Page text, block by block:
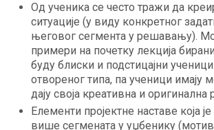
Од ученика се често тражи да
ситуације (у виду конкретног
његовог сегмента у решавању).
примери на почетку лекција
буду блиски и подстицајни
отвореног типа, па ученици имају
дају своја креативна и
Елементи пројектне наставе која
више сегмената у уџбенику